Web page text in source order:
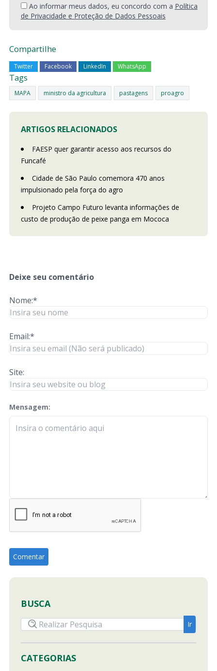
Ao informar meus dados, eu concordo com a Política
de Privacidade e Proteção de Dados Pessoais
Compartilhe
Twitter Facebook LinkedIn WhatsApp
Tags
MAPA ministro da agricultura pastagens proagro
ARTIGOS RELACIONADOS
FAESP quer garantir acesso aos recursos do
Funcafé
Cidade de São Paulo comemora 470 anos
impulsionado pela força do agro
Projeto Campo Futuro levanta informações de
custo de produção de peixe panga em Mococa
Deixe seu comentário
Nome:*
Email:*
Site:
Mensagem:
check-terms
BUSCA
CATEGORIAS